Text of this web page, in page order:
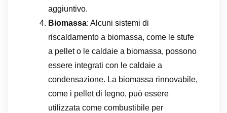
aggiuntivo.
Biomassa: Alcuni sistemi di
riscaldamento a biomassa, come le stufe
a pellet o le caldaie a biomassa, possono
essere integrati con le caldaie a
condensazione. La biomassa rinnovabile,
come i pellet di legno, può essere
utilizzata come combustibile per